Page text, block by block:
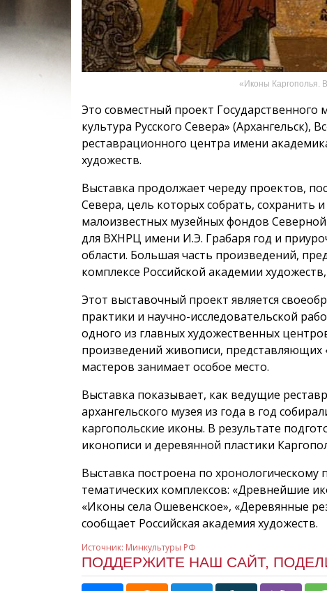
«Иконы Каргополья.
Это совместный проект Государственного
культура Русского Севера» (Архангельск),
реставрационного центра имени
художеств.
Выставка продолжает череду проектов,
Севера, цель которых собрать,
малоизвестных музейных фондов
для ВХНРЦ имени И.Э. Грабаря год и
области. Большая часть произведений,
комплексе Российской академии
Этот выставочный проект является
практики и научно-исследовательской
одного из главных художественных
произведений живописи, представляющих
мастеров занимает особое место.
Выставка показывает, как ведущие
архангельского музея из года в год
каргопольские иконы. В результате
иконописи и деревянной пластики
Выставка построена по
тематических комплексов: «Древнейшие
«Иконы села Ошевенское», «Деревянные
сообщает Российская академия художеств.
Источник: Минкультуры РФ
ПОДДЕРЖИТЕ НАШ САЙТ,